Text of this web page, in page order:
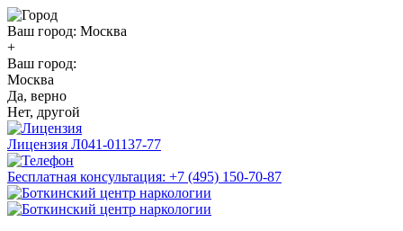
Ваш город: Москва
+
Ваш город:
Москва
Да, верно
Нет, другой
Лицензия Л041-01137-77
Бесплатная консультация: +7 (495) 150-70-87